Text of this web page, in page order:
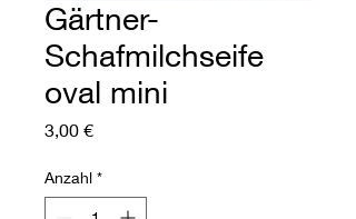
Gärtner-
Schafmilchseife
oval mini
3,00 €Preis
Anzahl *